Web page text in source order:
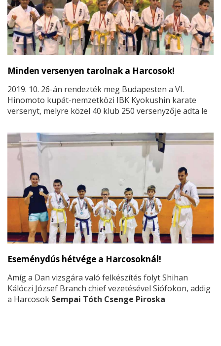
Minden versenyen tarolnak a Harcosok!
2019. 10. 26-án rendezték meg Budapesten a VI.
Hinomoto kupát-nemzetközi IBK Kyokushin karate
versenyt, melyre közel 40 klub 250 versenyzője adta le
versenyszámban.
Eseménydús hétvége a Harcosoknál!
Amíg a Dan vizsgára való felkészítés folyt Shihan
Kálóczi József Branch chief vezetésével Siófokon, addig
a Harcosok Sempai Tóth Csenge Piroska